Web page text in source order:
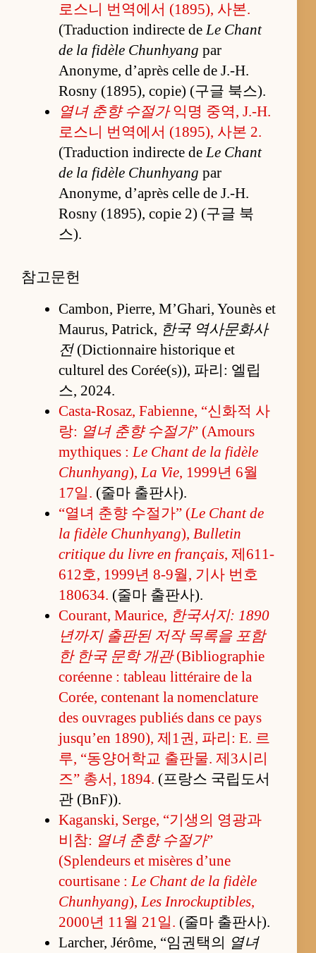
로스니 번역에서 (1895), 사본.
(Traduction indirecte deLe Chant
de la fidèle Chunhyang par
Anonyme, d’après celle de J.-H.
Rosny (1895), copie) (구글 북스).
열녀 춘향 수절가익명 중역, J.-H.
로스니 번역에서 (1895), 사본 2.
(Traduction indirecte deLe Chant
de la fidèle Chunhyang par
Anonyme, d’après celle de J.-H.
Rosny (1895), copie 2) (구글 북
스).
참고문헌
Cambon, Pierre, M’Ghari, Younès et
Maurus, Patrick, 한국 역사문화사
전(Dictionnaire historique et
culturel des Corée(s)), 파리: 엘립
스, 2024.
Casta-Rosaz, Fabienne, “신화적 사
랑: 열녀 춘향 수절가” (Amours
mythiques :Le Chant de la fidèle
Chunhyang),La Vie, 1999년 6월
17일. (줄마 출판사).
“열녀 춘향 수절가” (Le Chant de
la fidèle Chunhyang), Bulletin
critique du livre en français, 제611-
612호, 1999년 8-9월, 기사 번호
180634. (줄마 출판사).
Courant, Maurice, 한국서지: 1890
년까지 출판된 저작 목록을 포함
한 한국 문학 개관(Bibliographie
coréenne : tableau littéraire de la
Corée, contenant la nomenclature
des ouvrages publiés dans ce pays
jusqu’en 1890), 제1권, 파리: E. 르
루, “동양어학교 출판물. 제3시리
즈” 총서, 1894. (프랑스 국립도서
관 (BnF)).
Kaganski, Serge, “기생의 영광과
비참: 열녀 춘향 수절가”
(Splendeurs et misères d’une
courtisane :Le Chant de la fidèle
Chunhyang),Les Inrockuptibles,
2000년 11월 21일. (줄마 출판사).
Larcher, Jérôme, “임권택의 열녀